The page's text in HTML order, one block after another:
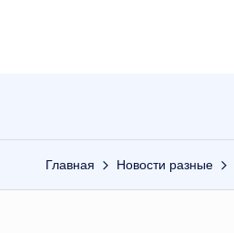
Главная Новости разные